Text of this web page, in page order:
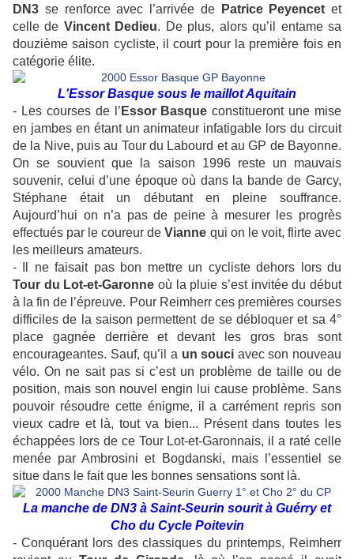
DN3 se renforce avec l’arrivée de Patrice Peyencet et
celle de Vincent Dedieu. De plus, alors qu’il entame sa
douzième saison cycliste, il court pour la première fois en
catégorie élite.
L'Essor Basque sous le maillot Aquitain
- Les courses de l’ Essor Basque constitueront une mise
en jambes en étant un animateur infatigable lors du circuit
de la Nive, puis au Tour du Labourd et au GP de Bayonne.
On se souvient que la saison 1996 reste un mauvais
souvenir, celui d’une époque où dans la bande de Garcy,
Stéphane était un débutant en pleine souffrance.
Aujourd’hui on n’a pas de peine à mesurer les progrès
effectués par le coureur deVianne qui on le voit, flirte avec
les meilleurs amateurs.
- Il ne faisait pas bon mettre un cycliste dehors lors du
Tour du Lot-et-Garonne où la pluie s’est invitée du début
à la fin de l’épreuve. Pour Reimherr ces premières courses
difficiles de la saison permettent de se débloquer et sa 4°
place gagnée derrière et devant les gros bras sont
encourageantes. Sauf, qu’il a un souci avec son nouveau
vélo. On ne sait pas si c’est un problème de taille ou de
position, mais son nouvel engin lui cause problème. Sans
pouvoir résoudre cette énigme, il a carrément repris son
vieux cadre et là, tout va bien... Présent dans toutes les
échappées lors de ce Tour Lot-et-Garonnais, il a raté celle
menée par Ambrosini et Bogdanski, mais l’essentiel se
situe dans le fait que les bonnes sensations sont là.
La manche de DN3 à Saint-Seurin sourit à Guérry et
Cho du Cycle Poitevin
- Conquérant lors des classiques du printemps, Reimherr